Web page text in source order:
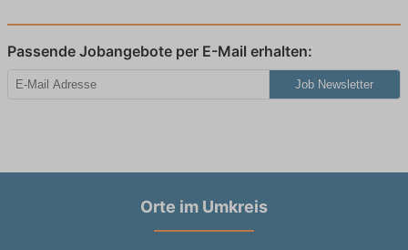
Passende Jobangebote per E-Mail erhalten:
Job Newsletter
Orte im Umkreis